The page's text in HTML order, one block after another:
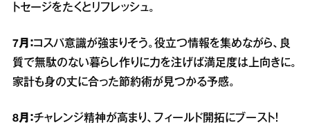
トセージをたくとリフレッシュ。
7月：コスパ意識が強まりそう。役立つ情報を集めながら、良
質で無駄のない暮らし作りに力を注げば満足度は上向きに。
家計も身の丈に合った節約術が見つかる予感。
8月：チャレンジ精神が高まり、フィールド開拓にブースト！